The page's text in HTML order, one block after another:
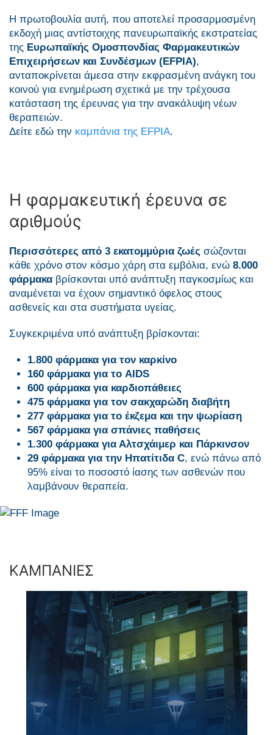
Η πρωτοβουλία αυτή, που αποτελεί προσαρμοσμένη
εκδοχή μιας αντίστοιχης πανευρωπαϊκής εκστρατείας
της Ευρωπαϊκής Ομοσπονδίας Φαρμακευτικών
Επιχειρήσεων και Συνδέσμων (EFPIA),
ανταποκρίνεται άμεσα στην εκφρασμένη ανάγκη του
κοινού για ενημέρωση σχετικά με την τρέχουσα
κατάσταση της έρευνας για την ανακάλυψη νέων
θεραπειών.
Δείτε εδώ την καμπάνια της EFPIA.
Η φαρμακευτική έρευνα σε
αριθμούς
Περισσότερες από 3 εκατομμύρια ζωές σώζονται
κάθε χρόνο στον κόσμο χάρη στα εμβόλια, ενώ 8.000
φάρμακα βρίσκονται υπό ανάπτυξη παγκοσμίως και
αναμένεται να έχουν σημαντικό όφελος στους
ασθενείς και στα συστήματα υγείας.
Συγκεκριμένα υπό ανάπτυξη βρίσκονται:
1.800 φάρμακα για τον καρκίνο
160 φάρμακα για το AIDS
600 φάρμακα για καρδιοπάθειες
475 φάρμακα για τον σακχαρώδη διαβήτη
277 φάρμακα για το έκζεμα και την ψωρίαση
567 φάρμακα για σπάνιες παθήσεις
1.300 φάρμακα για Αλτσχάιμερ και Πάρκινσον
29 φάρμακα για την Ηπατίτιδα C, ενώ πάνω από
95% είναι το ποσοστό ίασης των ασθενών που
λαμβάνουν θεραπεία.
ΚΑΜΠΑΝΙΕΣ